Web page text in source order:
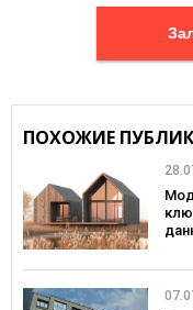
ПОХОЖИЕ